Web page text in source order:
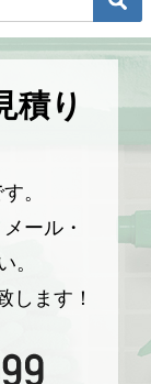
積り
。
ール・
。
します！